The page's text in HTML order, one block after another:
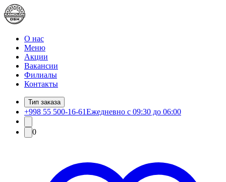
О нас
Меню
Акции
Вакансии
Филиалы
Контакты
Тип заказа
+998 55 500-16-61Ежедневно с 09:30 до 06:00
0